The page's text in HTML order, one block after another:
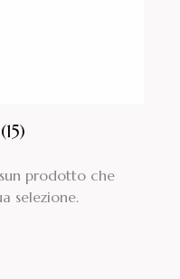
(15)
prodotto che
selezione.